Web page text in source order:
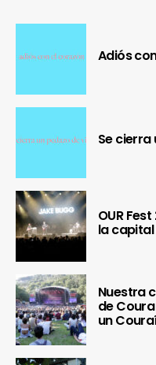
Adiós
Se
OUR
la
Nuestra
de
un